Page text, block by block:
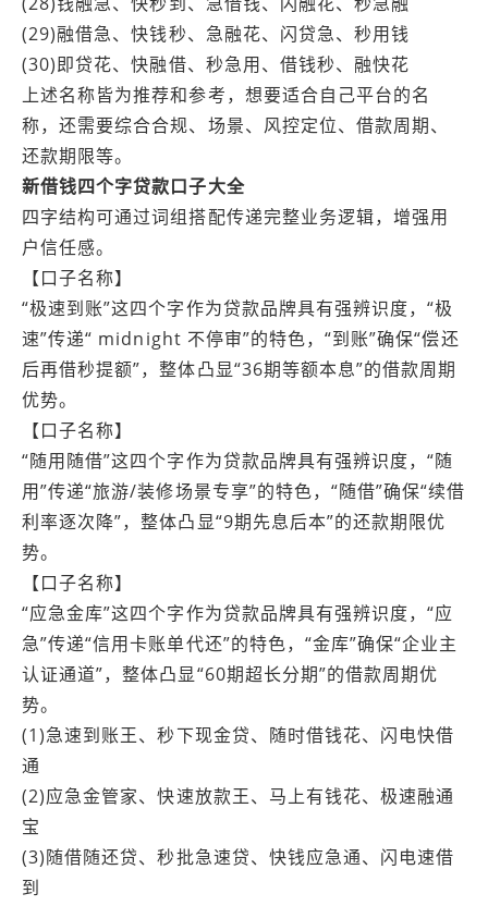
(29)融借急、快钱秒、急融花、闪贷急、秒用钱
(30)即贷花、快融借、秒急用、借钱秒、融快花
上述名称皆为推荐和参考，想要适合自己平台的名
称，还需要综合合规、场景、风控定位、借款周期、
还款期限等。
新借钱四个字贷款口子大全
四字结构可通过词组搭配传递完整业务逻辑，增强用
户信任感。
【口子名称】
“极速到账”这四个字作为贷款品牌具有强辨识度，“极
速”传递“ midnight 不停审”的特色，“到账”确保“偿还
后再借秒提额”，整体凸显“36期等额本息”的借款周期
优势。
【口子名称】
“随用随借”这四个字作为贷款品牌具有强辨识度，“随
用”传递“旅游/装修场景专享”的特色，“随借”确保“续借
利率逐次降”，整体凸显“9期先息后本”的还款期限优
势。
【口子名称】
“应急金库”这四个字作为贷款品牌具有强辨识度，“应
急”传递“信用卡账单代还”的特色，“金库”确保“企业主
认证通道”，整体凸显“60期超长分期”的借款周期优
势。
(1)急速到账王、秒下现金贷、随时借钱花、闪电快借
通
(2)应急金管家、快速放款王、马上有钱花、极速融通
宝
(3)随借随还贷、秒批急速贷、快钱应急通、闪电速借
到